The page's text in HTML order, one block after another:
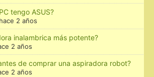
tengo ASUS?
hace 2 años
inalambrica más potente?
2 años
de comprar una aspiradora robot?
2 años